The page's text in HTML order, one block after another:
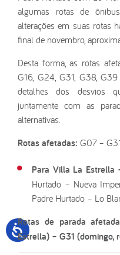
algumas rotas de
alterações em suas rotas
final de novembro,
Desta forma, as rotas
G16, G24, G31, G38,
detalhes dos desvios
juntamente com as
alternativas.
Rotas afetadas: G07 –
Para Villa La Estrella
Hurtado – Nueva
Padre Hurtado – Lo
Rotas de parada
Estrella) – G31